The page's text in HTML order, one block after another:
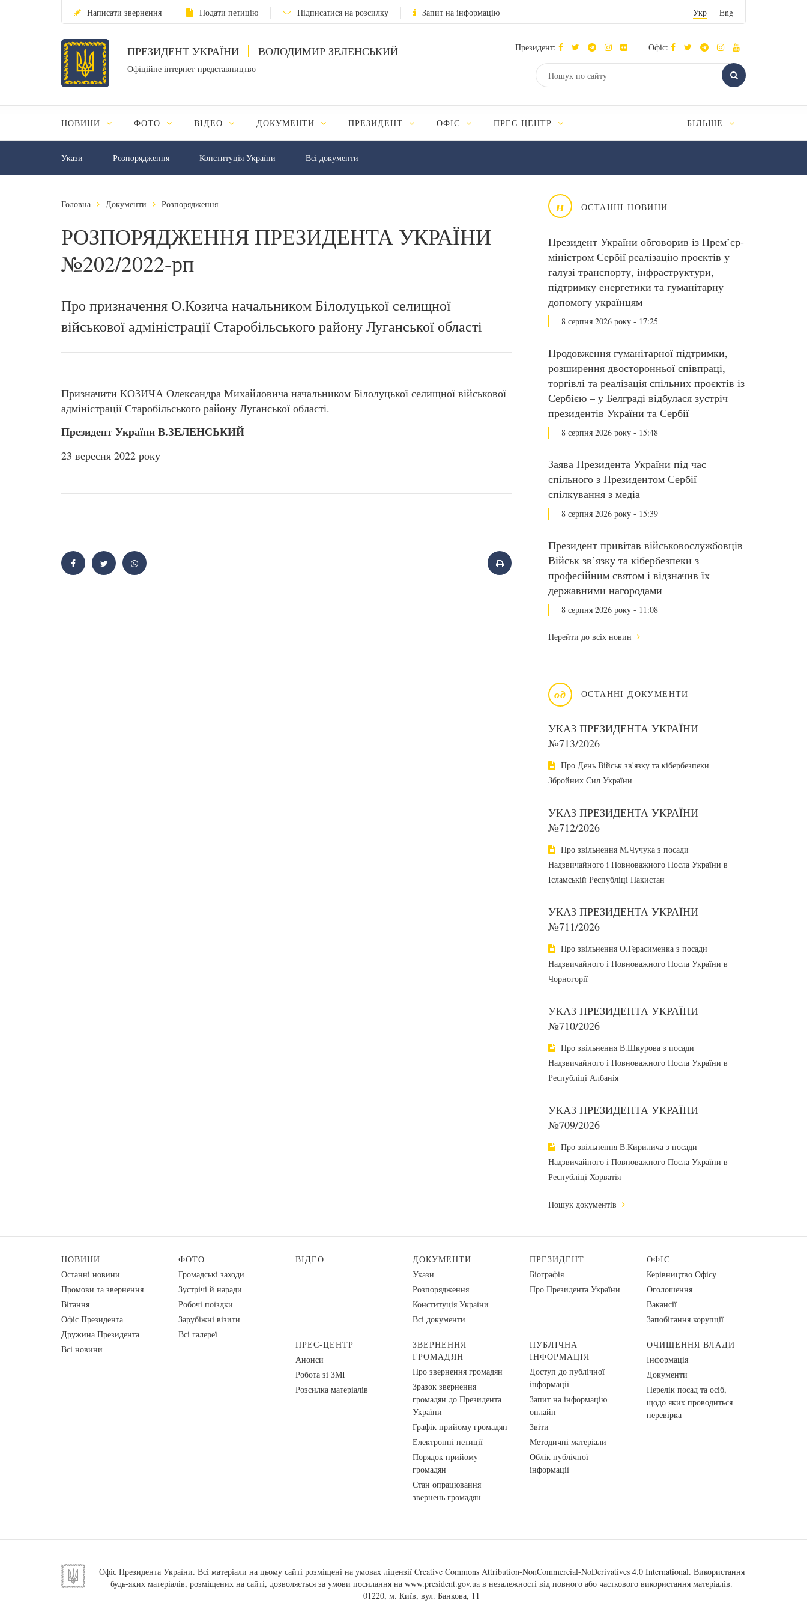
Написати звернення Подати петицію Підписатися на розсилку Запит на інформацію Укр Eng
ПРЕЗИДЕНТ УКРАЇНИ ВОЛОДИМИР ЗЕЛЕНСЬКИЙ
Офіційне інтернет-представництво
Президент: Офіс:
НОВИНИ ФОТО ВІДЕО ДОКУМЕНТИ ПРЕЗИДЕНТ ОФІС ПРЕС-ЦЕНТР БІЛЬШЕ
Укази Розпорядження Конституція України Всі документи
н ОСТАННІ НОВИНИ
Президент України обговорив із Прем’єр-
міністром Сербії реалізацію проєктів у
галузі транспорту, інфраструктури,
підтримку енергетики та гуманітарну
допомогу українцям
8 серпня 2026 року - 17:25
Продовження гуманітарної підтримки,
розширення двосторонньої співпраці,
торгівлі та реалізація спільних проєктів із
Сербією – у Белграді відбулася зустріч
президентів України та Сербії
8 серпня 2026 року - 15:48
Заява Президента України під час
спільного з Президентом Сербії
спілкування з медіа
8 серпня 2026 року - 15:39
Президент привітав військовослужбовців
Військ зв’язку та кібербезпеки з
професійним святом і відзначив їх
державними нагородами
8 серпня 2026 року - 11:08
Перейти до всіх новин
од ОСТАННІ ДОКУМЕНТИ
УКАЗ ПРЕЗИДЕНТА УКРАЇНИ
№713/2026
Про День Військ зв'язку та кібербезпеки
Збройних Сил України
УКАЗ ПРЕЗИДЕНТА УКРАЇНИ
№712/2026
Про звільнення М.Чучука з посади
Надзвичайного і Повноважного Посла України в
Ісламській Республіці Пакистан
УКАЗ ПРЕЗИДЕНТА УКРАЇНИ
№711/2026
Про звільнення О.Герасименка з посади
Надзвичайного і Повноважного Посла України в
Чорногорії
УКАЗ ПРЕЗИДЕНТА УКРАЇНИ
№710/2026
Про звільнення В.Шкурова з посади
Надзвичайного і Повноважного Посла України в
Республіці Албанія
УКАЗ ПРЕЗИДЕНТА УКРАЇНИ
№709/2026
Про звільнення В.Кирилича з посади
Надзвичайного і Повноважного Посла України в
Республіці Хорватія
Пошук документів
Головна Документи Розпорядження
РОЗПОРЯДЖЕННЯ ПРЕЗИДЕНТА УКРАЇНИ
№202/2022-рп
Про призначення О.Козича начальником Білолуцької селищної
військової адміністрації Старобільського району Луганської області
Призначити КОЗИЧА Олександра Михайловича начальником Білолуцької селищної військової
адміністрації Старобільського району Луганської області.
Президент України В.ЗЕЛЕНСЬКИЙ
23 вересня 2022 року
НОВИНИ
Останні новини
Промови та звернення
Вiтання
Офіс Президента
Дружина Президента
Всі новини
ФОТО
Громадські заходи
Зустрічі й наради
Робочі поїздки
Зарубіжні візити
Всі галереї
ВІДЕО
ДОКУМЕНТИ
Укази
Розпорядження
Конституція України
Всі документи
ПРЕЗИДЕНТ
Біографія
Про Президента України
ОФІС
Керівництво Офісу
Оголошення
Вакансії
Запобігання корупції
ПРЕС-ЦЕНТР
Анонси
Робота зі ЗМІ
Розсилка матеріалів
ЗВЕРНЕННЯ
ГРОМАДЯН
Про звернення громадян
Зразок звернення
громадян до Президента
України
Графік прийому громадян
Електронні петиції
Порядок прийому
громадян
Стан опрацювання
звернень громадян
ПУБЛІЧНА
ІНФОРМАЦІЯ
Доступ до публічної
інформації
Запит на інформацію
онлайн
Звіти
Методичні матеріали
Облік публічної
інформації
ОЧИЩЕННЯ ВЛАДИ
Інформація
Документи
Перелік посад та осіб,
щодо яких проводиться
перевірка
Офіс Президента України. Всі матеріали на цьому сайті розміщені на умовах ліцензії Creative Commons Attribution-NonCommercial-NoDerivatives 4.0 International. Використання
будь-яких матеріалів, розміщених на сайті, дозволяється за умови посилання на www.president.gov.ua в незалежності від повного або часткового використання матеріалів.
01220, м. Київ, вул. Банкова, 11